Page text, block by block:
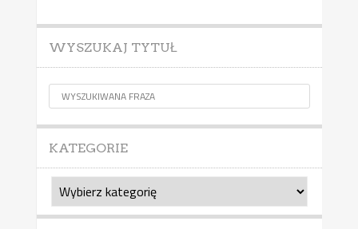
WYSZUKAJ TYTUŁ
KATEGORIE
Kategorie